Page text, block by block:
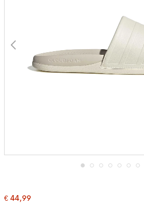
begin
€ 44,99